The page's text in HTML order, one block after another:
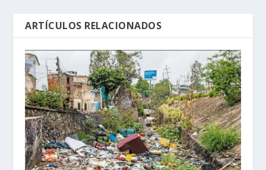
ARTÍCULOS RELACIONADOS